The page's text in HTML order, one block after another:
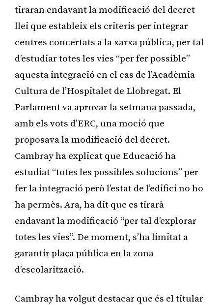
tiraran endavant la modificació del decret
llei que estableix els criteris per integrar
centres concertats a la xarxa pública, per tal
d’estudiar totes les vies “per fer possible”
aquesta integració en el cas de l’Acadèmia
Cultura de l’Hospitalet de Llobregat. El
Parlament va aprovar la setmana passada,
amb els vots d’ERC, una moció que
proposava la modificació del decret.
Cambray ha explicat que Educació ha
estudiat “totes les possibles solucions” per
fer la integració però l’estat de l’edifici no ho
ha permès. Ara, ha dit que es tirarà
endavant la modificació “per tal d’explorar
totes les vies”. De moment, s’ha limitat a
garantir plaça pública en la zona
d’escolarització.
Cambray ha volgut destacar que és el titular